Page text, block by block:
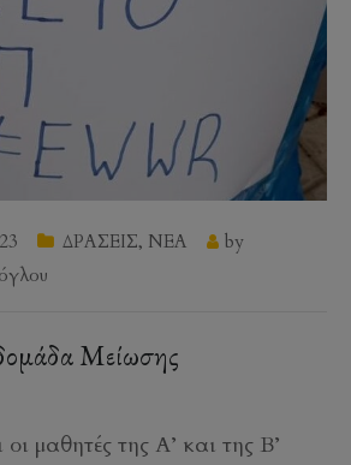
ΔΡΑΣΕΙΣ, ΝΕΑ
by
Μείωσης
μαθητές της Α’ και της Β’